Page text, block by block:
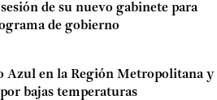
de su nuevo gabinete para
de gobierno
Azul en la Región Metropolitana y
bajas temperaturas